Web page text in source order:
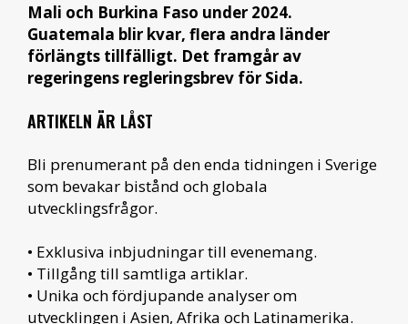
Mali och Burkina Faso under 2024.
Guatemala blir kvar, flera andra länder
förlängts tillfälligt. Det framgår av
regeringens regleringsbrev för Sida.
ARTIKELN ÄR LÅST
Bli prenumerant på den enda tidningen i Sverige
som bevakar bistånd och globala
utvecklingsfrågor.
• Exklusiva inbjudningar till evenemang.
• Tillgång till samtliga artiklar.
• Unika och fördjupande analyser om
utvecklingen i Asien, Afrika och Latinamerika.